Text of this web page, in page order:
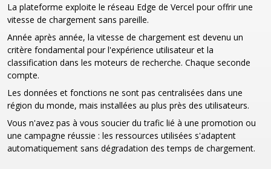
La plateforme exploite le réseau Edge de Vercel pour offrir une
vitesse de chargement sans pareille.
Année après année, la vitesse de chargement est devenu un
critère fondamental pour l'expérience utilisateur et la
classification dans les moteurs de recherche. Chaque seconde
compte.
Les données et fonctions ne sont pas centralisées dans une
région du monde, mais installées au plus près des utilisateurs.
Vous n'avez pas à vous soucier du trafic lié à une promotion ou
une campagne réussie : les ressources utilisées s'adaptent
automatiquement sans dégradation des temps de chargement.